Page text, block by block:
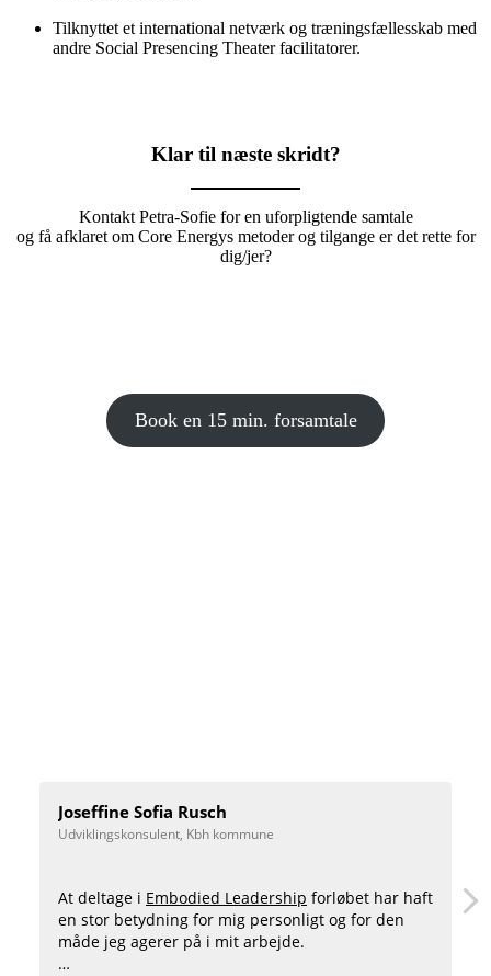
Tilknyttet et international netværk og træningsfællesskab med
andre Social Presencing Theater facilitatorer.
Klar til næste skridt?
Kontakt Petra-Sofie for en uforpligtende samtale
og få afklaret om Core Energys metoder og tilgange er det rette for
dig/jer?
Book en 15 min. forsamtale
Joseffine Sofia Rusch
Udviklingskonsulent, Kbh kommune
At deltage i Embodied Leadership forløbet har haft
en stor betydning for mig personligt og for den
måde jeg agerer på i mit arbejde.